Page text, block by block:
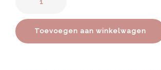
Toevoegen aan winkelwagen